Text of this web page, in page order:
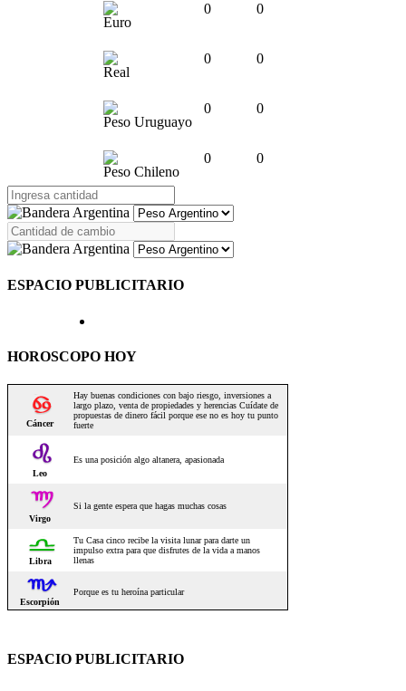
Euro
0 0
Real
0 0
Peso Uruguayo
0 0
Peso Chileno
0 0
ESPACIO PUBLICITARIO
HOROSCOPO HOY
ESPACIO PUBLICITARIO